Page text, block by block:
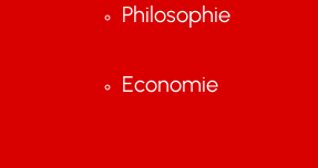
Philosophie
Economie